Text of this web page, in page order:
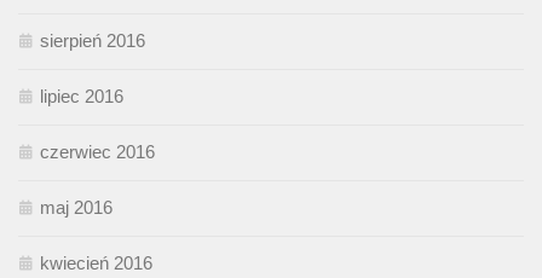
sierpień 2016
lipiec 2016
czerwiec 2016
maj 2016
kwiecień 2016